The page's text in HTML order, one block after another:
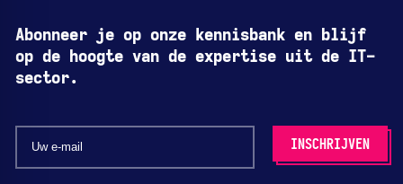
Abonneer je op onze kennisbank en blijf
op de hoogte van de expertise uit de IT-
sector.